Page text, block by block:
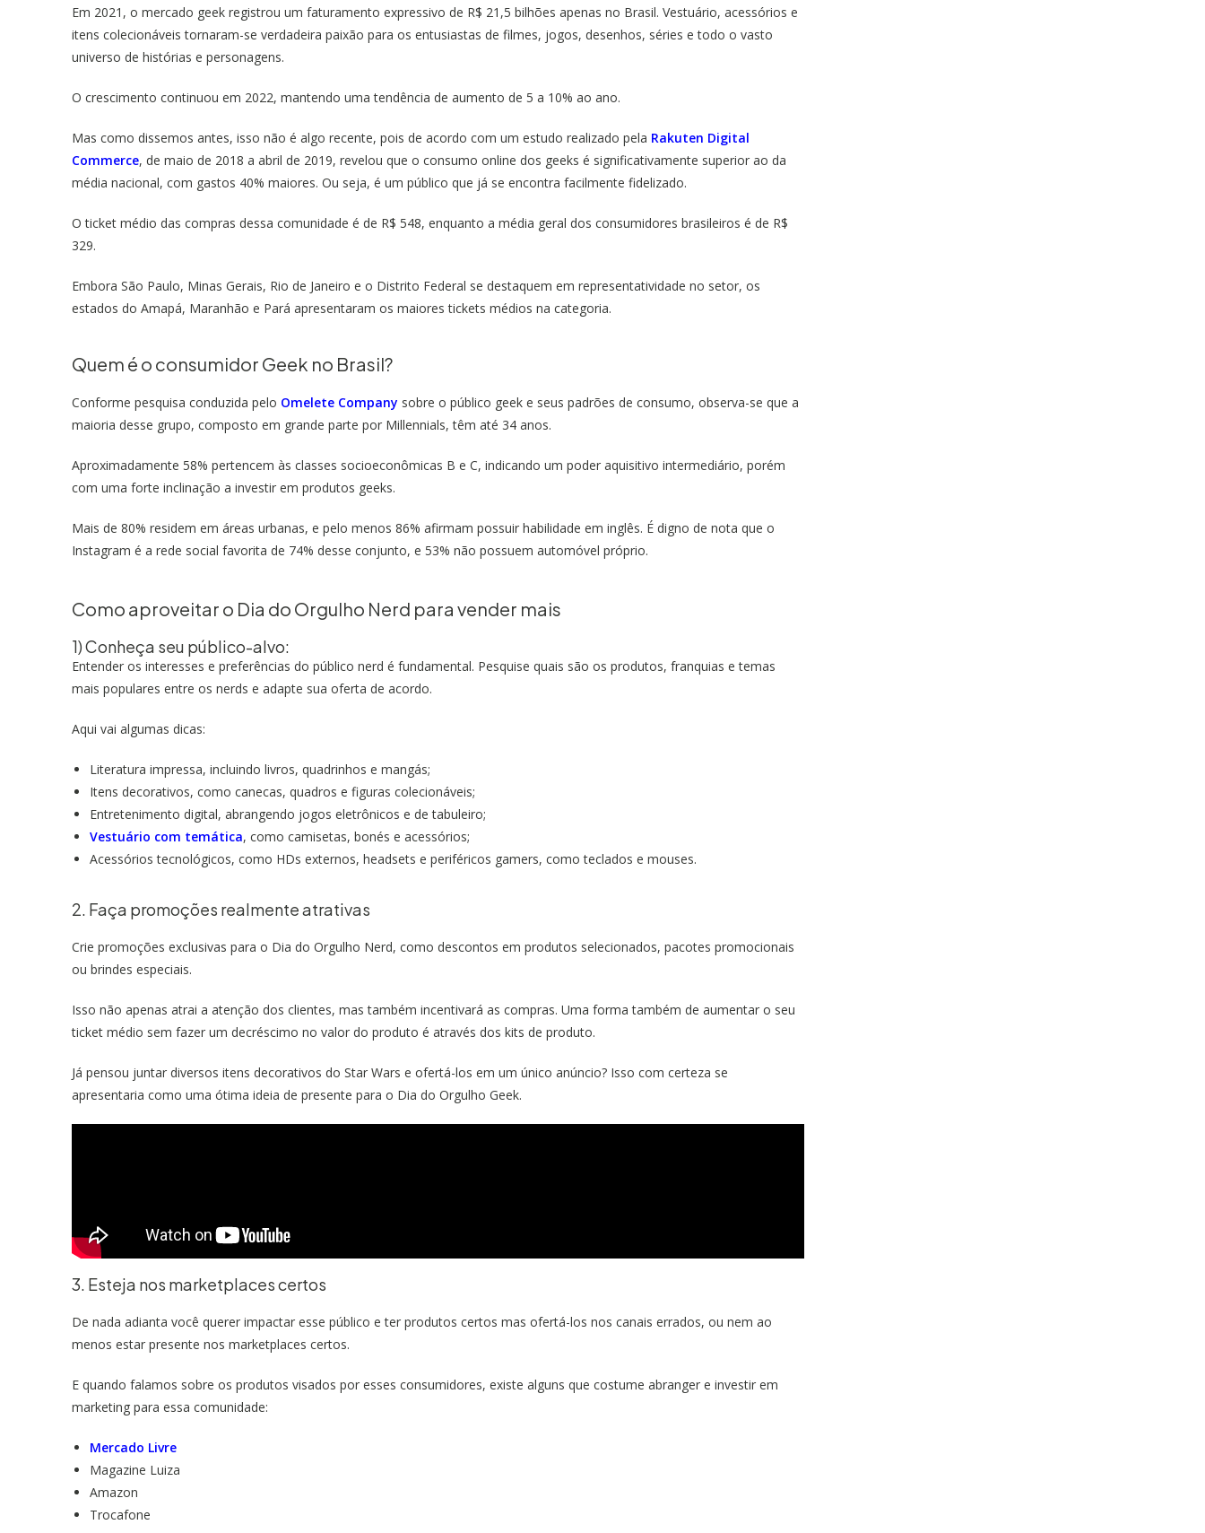
Em 2021, o mercado geek registrou um faturamento expressivo de R$ 21,5 bilhões apenas no Brasil. Vestuário, acessórios e
itens colecionáveis tornaram-se verdadeira paixão para os entusiastas de filmes, jogos, desenhos, séries e todo o vasto
universo de histórias e personagens.
O crescimento continuou em 2022, mantendo uma tendência de aumento de 5 a 10% ao ano.
Mas como dissemos antes, isso não é algo recente, pois de acordo com um estudo realizado pela Rakuten Digital
Commerce, de maio de 2018 a abril de 2019, revelou que o consumo online dos geeks é significativamente superior ao da
média nacional, com gastos 40% maiores. Ou seja, é um público que já se encontra facilmente fidelizado.
O ticket médio das compras dessa comunidade é de R$ 548, enquanto a média geral dos consumidores brasileiros é de R$
329.
Embora São Paulo, Minas Gerais, Rio de Janeiro e o Distrito Federal se destaquem em representatividade no setor, os
estados do Amapá, Maranhão e Pará apresentaram os maiores tickets médios na categoria.
Quem é o consumidor Geek no Brasil?
Conforme pesquisa conduzida pelo Omelete Company sobre o público geek e seus padrões de consumo, observa-se que a
maioria desse grupo, composto em grande parte por Millennials, têm até 34 anos.
Aproximadamente 58% pertencem às classes socioeconômicas B e C, indicando um poder aquisitivo intermediário, porém
com uma forte inclinação a investir em produtos geeks.
Mais de 80% residem em áreas urbanas, e pelo menos 86% afirmam possuir habilidade em inglês. É digno de nota que o
Instagram é a rede social favorita de 74% desse conjunto, e 53% não possuem automóvel próprio.
Como aproveitar o Dia do Orgulho Nerd para vender mais
1) Conheça seu público-alvo:
Entender os interesses e preferências do público nerd é fundamental. Pesquise quais são os produtos, franquias e temas
mais populares entre os nerds e adapte sua oferta de acordo.
Aqui vai algumas dicas:
Literatura impressa, incluindo livros, quadrinhos e mangás;
Itens decorativos, como canecas, quadros e figuras colecionáveis;
Entretenimento digital, abrangendo jogos eletrônicos e de tabuleiro;
Vestuário com temática, como camisetas, bonés e acessórios;
Acessórios tecnológicos, como HDs externos, headsets e periféricos gamers, como teclados e mouses.
2. Faça promoções realmente atrativas
Crie promoções exclusivas para o Dia do Orgulho Nerd, como descontos em produtos selecionados, pacotes promocionais
ou brindes especiais.
Isso não apenas atrai a atenção dos clientes, mas também incentivará as compras. Uma forma também de aumentar o seu
ticket médio sem fazer um decréscimo no valor do produto é através dos kits de produto.
Já pensou juntar diversos itens decorativos do Star Wars e ofertá-los em um único anúncio? Isso com certeza se
apresentaria como uma ótima ideia de presente para o Dia do Orgulho Geek.
3. Esteja nos marketplaces certos
De nada adianta você querer impactar esse público e ter produtos certos mas ofertá-los nos canais errados, ou nem ao
menos estar presente nos marketplaces certos.
E quando falamos sobre os produtos visados por esses consumidores, existe alguns que costume abranger e investir em
marketing para essa comunidade:
Mercado Livre
Magazine Luiza
Amazon
Trocafone